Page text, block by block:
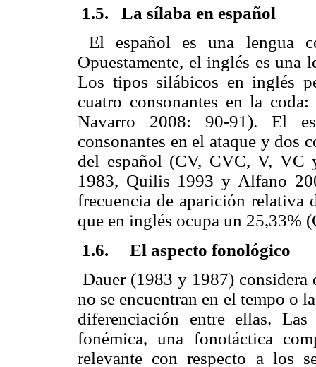
1.5. La sílaba en español
El español es una lengua
Opuestamente, el inglés es una
Los tipos silábicos en inglés
cuatro consonantes en la
Navarro 2008: 90-91). El
consonantes en el ataque y dos
del español (CV, CVC, V,
1983, Quilis 1993 y Alfano
frecuencia de aparición relativa
que en inglés ocupa un
1.6. El aspecto fonológico
Dauer (1983 y 1987) considera
no se encuentran en el tempo o
diferenciación entre ellas.
fonémica, una fonotáctica
relevante con respecto a los